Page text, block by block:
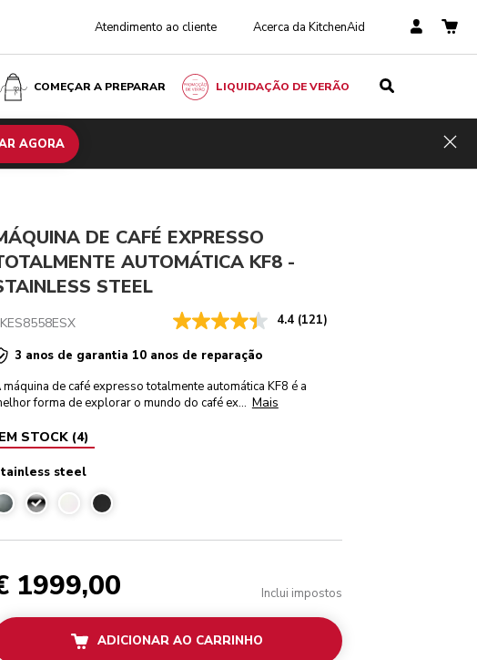
Atendimento ao cliente Acerca da KitchenAid
COMEÇAR A PREPARAR LIQUIDAÇÃO DE VERÃO
AGORA
Stainless steel
€ 1999,00
DE CAFÉ EXPRESSO
AUTOMÁTICA KF8 -
STEEL
4.4 (121)
3 anos de garantia 10 anos de reparação
máquina de café expresso totalmente automática KF8 é a
forma de explorar o mundo do café ex... Mais
EM STOCK(4)
steel
Stainless steel
1999,00 Inclui impostos
ADICIONAR AO CARRINHO